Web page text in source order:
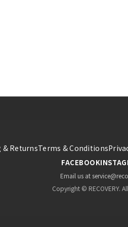
ReturnsTerms & Conditions
FACEBOOK
Email us at
Copyright © RECOVERY.